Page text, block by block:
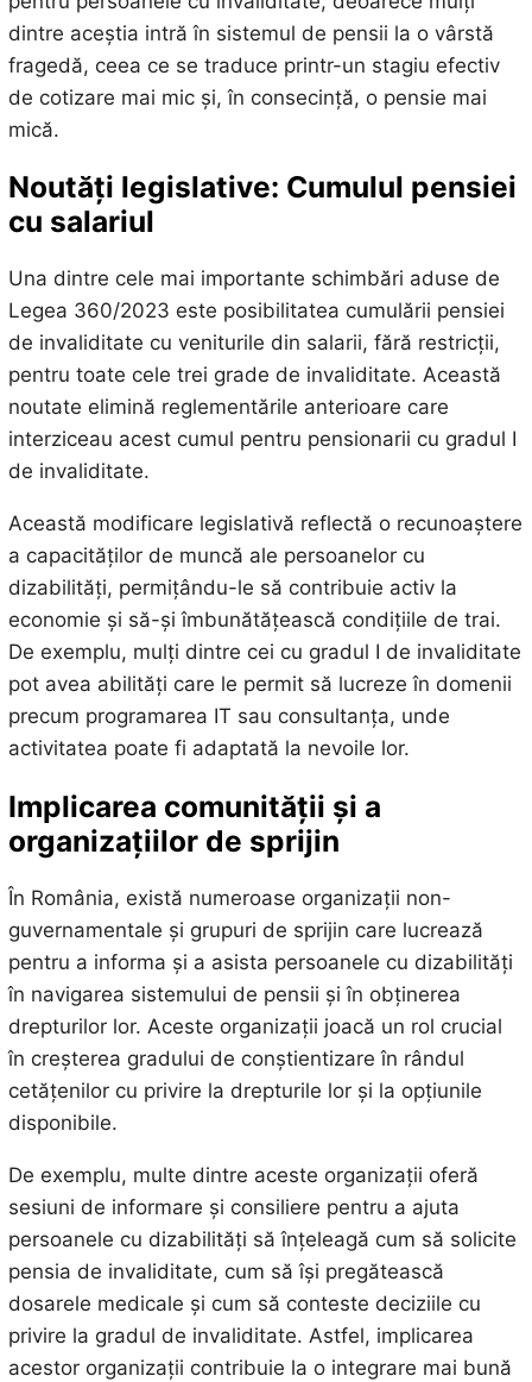
dintre aceștia intră în sistemul de pensii la o vârstă
fragedă, ceea ce se traduce printr-un stagiu efectiv
de cotizare mai mic și, în consecință, o pensie mai
mică.
Noutăți legislative: Cumulul pensiei
cu salariul
Una dintre cele mai importante schimbări aduse de
Legea 360/2023 este posibilitatea cumulării pensiei
de invaliditate cu veniturile din salarii, fără restricții,
pentru toate cele trei grade de invaliditate. Această
noutate elimină reglementările anterioare care
interziceau acest cumul pentru pensionarii cu gradul I
de invaliditate.
Această modificare legislativă reflectă o recunoaștere
a capacităților de muncă ale persoanelor cu
dizabilități, permițându-le să contribuie activ la
economie și să-și îmbunătățească condițiile de trai.
De exemplu, mulți dintre cei cu gradul I de invaliditate
pot avea abilități care le permit să lucreze în domenii
precum programarea IT sau consultanța, unde
activitatea poate fi adaptată la nevoile lor.
Implicarea comunității și a
organizațiilor de sprijin
În România, există numeroase organizații non-
guvernamentale și grupuri de sprijin care lucrează
pentru a informa și a asista persoanele cu dizabilități
în navigarea sistemului de pensii și în obținerea
drepturilor lor. Aceste organizații joacă un rol crucial
în creșterea gradului de conștientizare în rândul
cetățenilor cu privire la drepturile lor și la opțiunile
disponibile.
De exemplu, multe dintre aceste organizații oferă
sesiuni de informare și consiliere pentru a ajuta
persoanele cu dizabilități să înțeleagă cum să solicite
pensia de invaliditate, cum să își pregătească
dosarele medicale și cum să conteste deciziile cu
privire la gradul de invaliditate. Astfel, implicarea
acestor organizații contribuie la o integrare mai bună